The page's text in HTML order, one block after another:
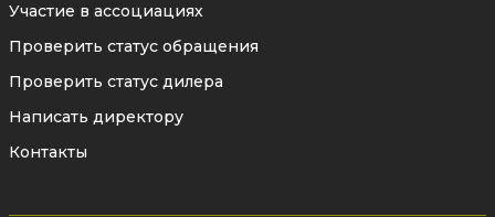
Участие в ассоциациях
Проверить статус обращения
Проверить статус дилера
Написать директору
Контакты